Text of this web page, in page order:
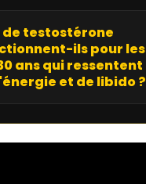
de testostérone
ils pour les
ans qui ressentent
et de libido ?